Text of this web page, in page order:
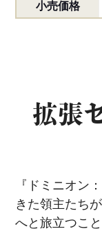
小売価格
拡張
『ドミニオン
きた領主たち
へと旅立つこ